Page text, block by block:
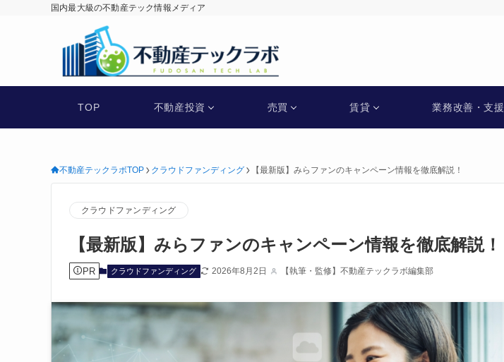
国内最大級の不動産テック情報メディア
不動産テックラボ
TOP 不動産投資 売買 賃貸 業務改善・支援
不動産テックラボTOP クラウドファンディング 【最新版】みらファンのキャンペーン情報を徹底解説！
クラウドファンディング
【最新版】みらファンのキャンペーン情報を徹底解説！
PR クラウドファンディング 2026年8月2日 【執筆・監修】不動産テックラボ編集部